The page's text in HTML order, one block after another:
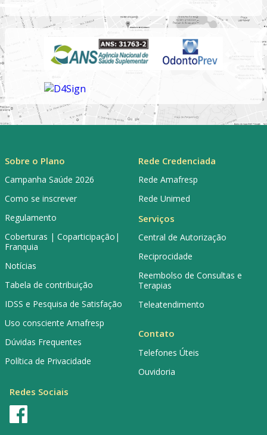
Sobre o Plano
Campanha Saúde 2026
Como se inscrever
Regulamento
Coberturas | Coparticipação|
Franquia
Notícias
Tabela de contribuição
IDSS e Pesquisa de Satisfação
Uso consciente Amafresp
Dúvidas Frequentes
Política de Privacidade
Rede Credenciada
Rede Amafresp
Rede Unimed
Serviços
Central de Autorização
Reciprocidade
Reembolso de Consultas e
Terapias
Teleatendimento
Contato
Telefones Úteis
Ouvidoria
Redes Sociais